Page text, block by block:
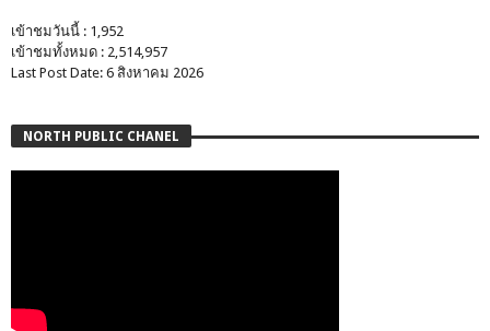
เข้าชมวันนี้ : 1,952
เข้าชมทั้งหมด : 2,514,957
Last Post Date: 6 สิงหาคม 2026
NORTH PUBLIC CHANEL